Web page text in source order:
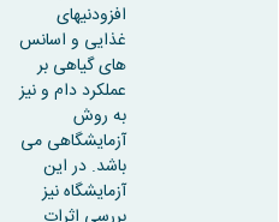
افزودنیهای
غذایی و اسانس
های گیاهی بر
عملکرد دام و نیز
به روش
آزمایشگاهی می
باشد. در این
آزمایشگاه نیز